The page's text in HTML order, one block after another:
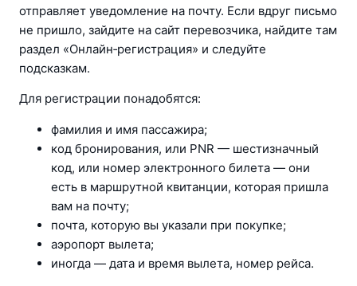
отправляет уведомление на почту. Если вдруг письмо
не пришло, зайдите на сайт перевозчика, найдите там
раздел «Онлайн‑регистрация» и следуйте
подсказкам.
Для регистрации понадобятся:
фамилия и имя пассажира;
код бронирования, или PNR — шестизначный
код, или номер электронного билета — они
есть в маршрутной квитанции, которая пришла
вам на почту;
почта, которую вы указали при покупке;
аэропорт вылета;
иногда — дата и время вылета, номер рейса.